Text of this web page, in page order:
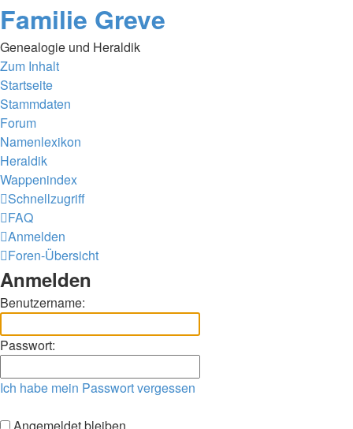
Familie Greve
Genealogie und Heraldik
Zum Inhalt
Startseite
Stammdaten
Forum
Namenlexikon
Heraldik
Wappenindex
Schnellzugriff
FAQ
Anmelden
Foren-Übersicht
Anmelden
Benutzername:
Passwort:
Ich habe mein Passwort vergessen